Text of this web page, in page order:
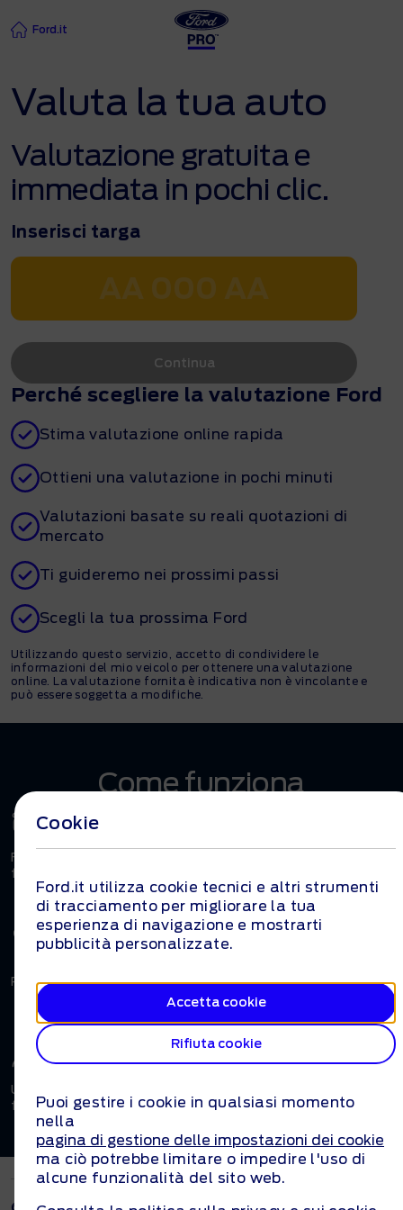
Cookie
Ford.it utilizza cookie tecnici e altri strumenti
di tracciamento per migliorare la tua
esperienza di navigazione e mostrarti
pubblicità personalizzate.
Accetta cookie
Rifiuta cookie
Puoi gestire i cookie in qualsiasi momento
nella
pagina di gestione delle impostazioni dei cookie
ma ciò potrebbe limitare o impedire l'uso di
alcune funzionalità del sito web.
Ford.it
Valuta la tua auto
Valutazione gratuita e
immediata in pochi clic.
Inserisci targa
Continua
Perché scegliere la valutazione Ford
Stima valutazione online rapida
Ottieni una valutazione in pochi minuti
Valutazioni basate su reali quotazioni di
mercato
Ti guideremo nei prossimi passi
Scegli la tua prossima Ford
Utilizzando questo servizio, accetto di condividere le
informazioni del mio veicolo per ottenere una valutazione
online. La valutazione fornita è indicativa non è vincolante e
può essere soggetta a modifiche.
Come funziona
Inserisci i dati della tua auto
Fornisci il chilometraggio e le condizioni della tua auto. Noi
faremo il resto.
Valutazione immediata
Ricevi in pochi istanti una stima del valore della tua auto.
Prossimi passaggi
Un consulente Ford ti contatterà per accompagnarti nelle
fasi successive.